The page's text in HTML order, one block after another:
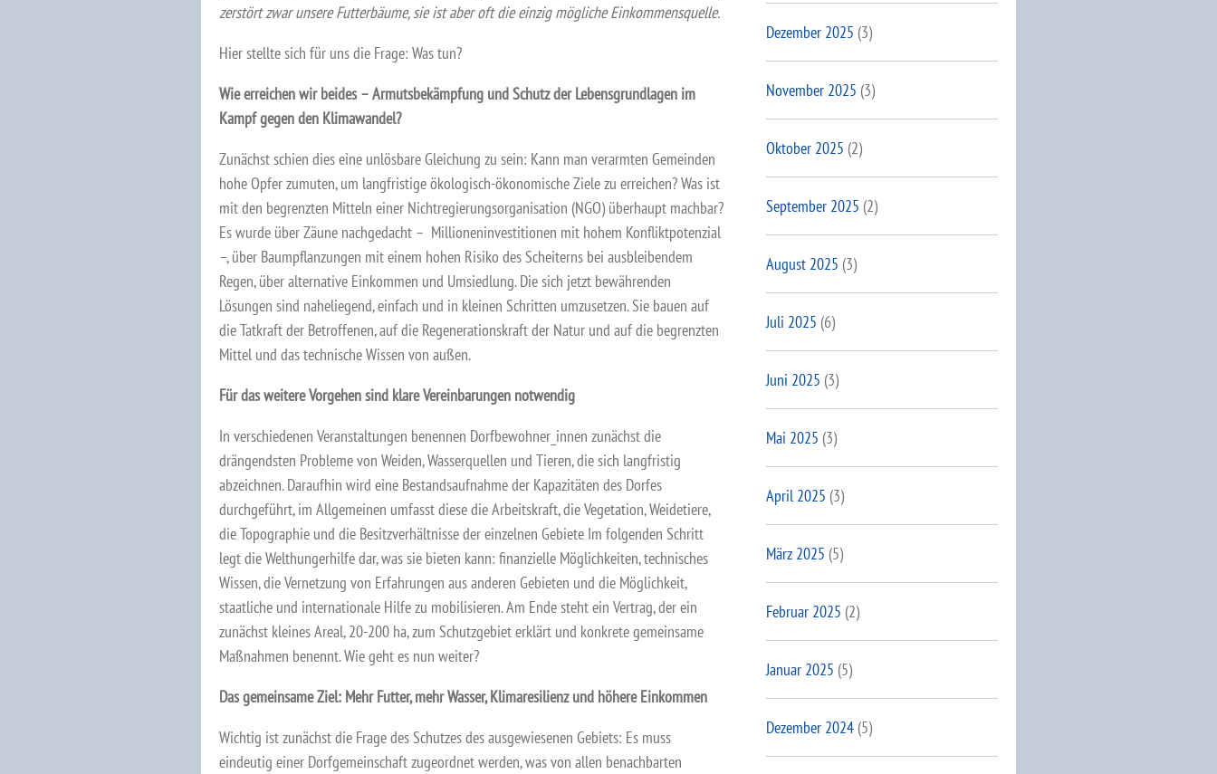
zerstört zwar unsere Futterbäume, sie ist aber oft die einzig mögliche Einkommensquelle.
Hier stellte sich für uns die Frage: Was tun?
Wie erreichen wir beides – Armutsbekämpfung und Schutz der Lebensgrundlagen im
Kampf gegen den Klimawandel?
Zunächst schien dies eine unlösbare Gleichung zu sein: Kann man verarmten Gemeinden
hohe Opfer zumuten, um langfristige ökologisch-ökonomische Ziele zu erreichen? Was ist
mit den begrenzten Mitteln einer Nichtregierungsorganisation (NGO) überhaupt machbar?
Es wurde über Zäune nachgedacht – Millioneninvestitionen mit hohem Konfliktpotenzial
–, über Baumpflanzungen mit einem hohen Risiko des Scheiterns bei ausbleibendem
Regen, über alternative Einkommen und Umsiedlung. Die sich jetzt bewährenden
Lösungen sind naheliegend, einfach und in kleinen Schritten umzusetzen. Sie bauen auf
die Tatkraft der Betroffenen, auf die Regenerationskraft der Natur und auf die begrenzten
Mittel und das technische Wissen von außen.
Für das weitere Vorgehen sind klare Vereinbarungen notwendig
In verschiedenen Veranstaltungen benennen Dorfbewohner_innen zunächst die
drängendsten Probleme von Weiden, Wasserquellen und Tieren, die sich langfristig
abzeichnen. Daraufhin wird eine Bestandsaufnahme der Kapazitäten des Dorfes
durchgeführt, im Allgemeinen umfasst diese die Arbeitskraft, die Vegetation, Weidetiere,
die Topographie und die Besitzverhältnisse der einzelnen Gebiete Im folgenden Schritt
legt die Welthungerhilfe dar, was sie bieten kann: finanzielle Möglichkeiten, technisches
Wissen, die Vernetzung von Erfahrungen aus anderen Gebieten und die Möglichkeit,
staatliche und internationale Hilfe zu mobilisieren. Am Ende steht ein Vertrag, der ein
zunächst kleines Areal, 20-200 ha, zum Schutzgebiet erklärt und konkrete gemeinsame
Maßnahmen benennt. Wie geht es nun weiter?
Das gemeinsame Ziel: Mehr Futter, mehr Wasser, Klimaresilienz und höhere Einkommen
Wichtig ist zunächst die Frage des Schutzes des ausgewiesenen Gebiets: Es muss
eindeutig einer Dorfgemeinschaft zugeordnet werden, was von allen benachbarten
Dezember 2025 (3)
November 2025 (3)
Oktober 2025 (2)
September 2025 (2)
August 2025 (3)
Juli 2025 (6)
Juni 2025 (3)
Mai 2025 (3)
April 2025 (3)
März 2025 (5)
Februar 2025 (2)
Januar 2025 (5)
Dezember 2024(5)